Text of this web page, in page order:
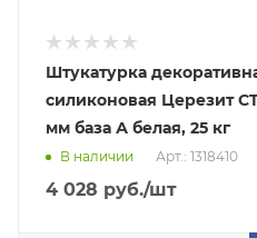
Штукатурка
силиконовая Церезит
мм база А белая, 25 кг
В наличии Арт.: 1318410
4 028 руб./шт